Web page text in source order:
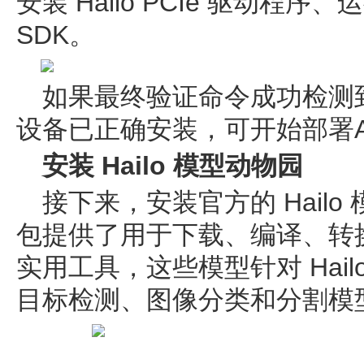
SDK。
如果最终验证命令成功检
设备已正确安装，可开始部署
安装 Hailo 模型动物园
接下来，安装官方的 Hailo
包提供了用于下载、编译、
实用工具，这些模型针对
目标检测、图像分类和分割模